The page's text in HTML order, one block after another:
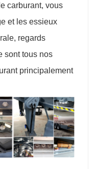
carburant, vous
et les essieux
regards
sont tous nos
principalement